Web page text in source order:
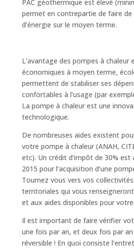
PAC géothermique est élevé
permet en contrepartie de faire de
d’énergie sur le moyen terme.
L’avantage des pompes à chaleur
économiques à moyen terme,
permettent de stabiliser ses
confortables à l’usage (par
La pompe à chaleur est une
technologique.
De nombreuses aides existent
votre pompe à chaleur (ANAH,
etc). Un crédit d’impôt de 30% est
2015 pour l’acquisition d’une
Tournez vous vers vos
territoriales qui vous
et aux aides disponibles pour
Il est important de faire vérifier
une fois par an, et deux fois par
réversible ! En quoi consiste